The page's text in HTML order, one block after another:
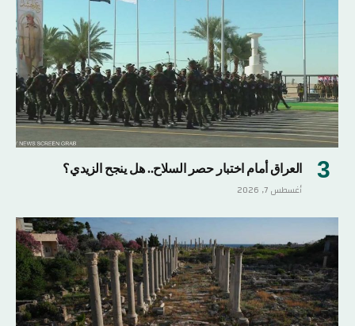
العراق أمام اختبار حصر السلاح.. هل ينجح الزيدي؟
أغسطس 7, 2026